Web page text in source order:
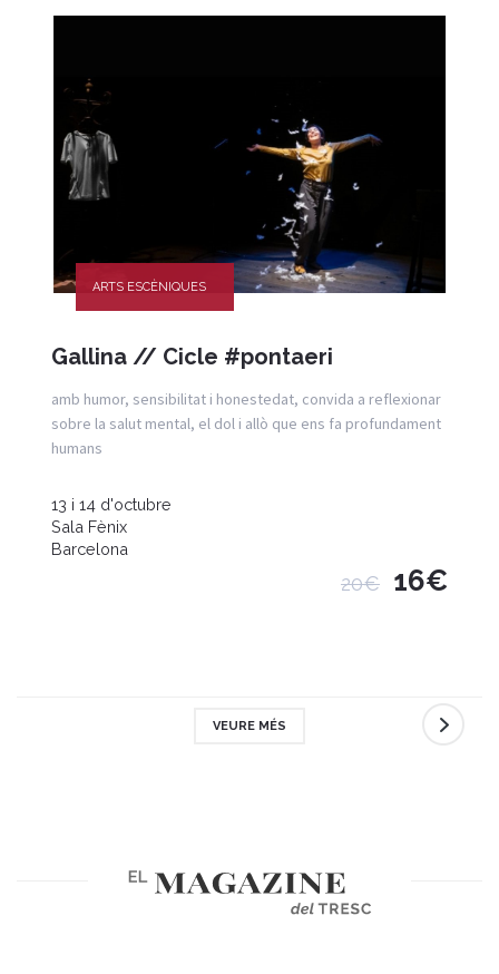
ARTS ESCÈNIQUES
Gallina // Cicle #pontaeri
amb humor, sensibilitat i honestedat, convida a reflexionar
sobre la salut mental, el dol i allò que ens fa profundament
humans
13 i 14 d'octubre
Sala Fènix
Barcelona
20€ 16€
VEURE MÉS